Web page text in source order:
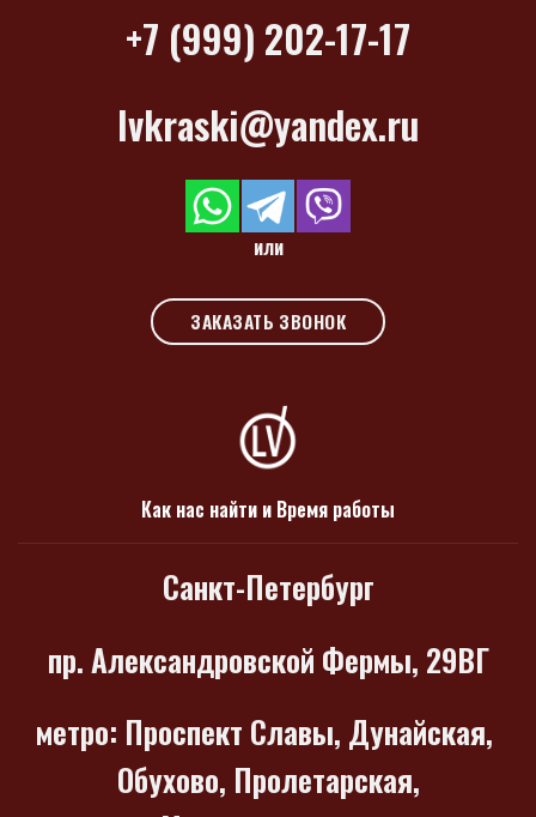
+7 (999) 202-17-17
lvkraski@yandex.ru
или
ЗАКАЗАТЬ ЗВОНОК
Как нас найти и Время работы
Санкт-Петербург
пр. Александровской Фермы, 29ВГ
метро: Проспект Славы, Дунайская,
Обухово, Пролетарская,